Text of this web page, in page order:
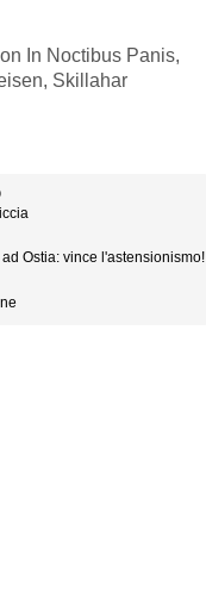
In Noctibus Panis,
Skillahar
Ostia: vince l'astensionismo!